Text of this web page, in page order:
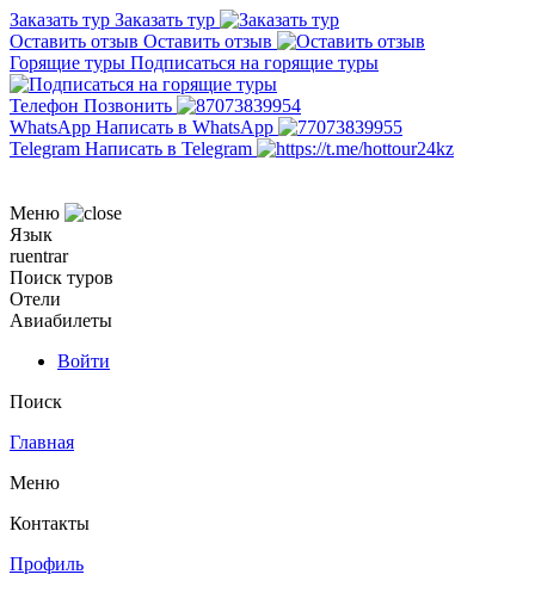
Заказать тур Заказать тур
Оставить отзыв Оставить отзыв
Горящие туры Подписаться на горящие туры
Телефон Позвонить
WhatsApp Написать в WhatsApp
Telegram Написать в Telegram
Меню
Язык
ruentrar
Поиск туров
Отели
Авиабилеты
Войти
Поиск
Главная
Меню
Контакты
Профиль